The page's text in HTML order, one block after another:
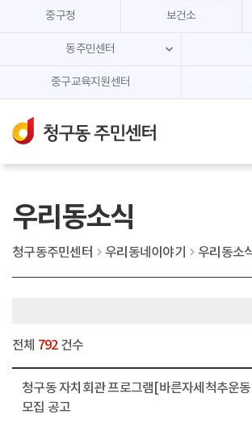
본문 내용 바로가기
주메뉴 바로가기
중구청 보건소
동주민센터
중구교육지원센터
우리동소식
청구동주민센터 우리동네이야기 우리동소
전체 792건수
청구동 자치회관 프로그램[바른자세척추운
모집 공고